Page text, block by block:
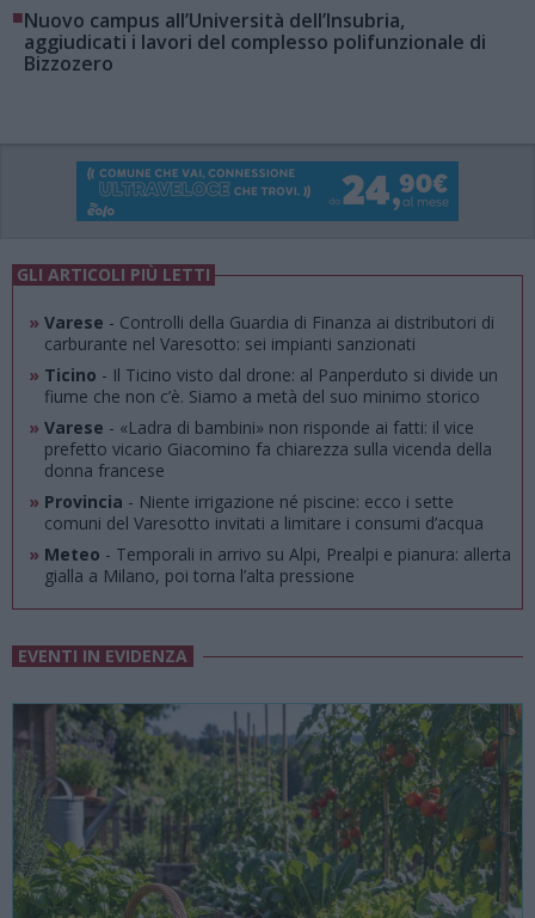
■Nuovo campus all’Università dell’Insubria,
aggiudicati i lavori del complesso polifunzionale di
Bizzozero
GLI ARTICOLI PIÙ LETTI
» Varese - Controlli della Guardia di Finanza ai distributori di
carburante nel Varesotto: sei impianti sanzionati
» Ticino - Il Ticino visto dal drone: al Panperduto si divide un
fiume che non c’è. Siamo a metà del suo minimo storico
» Varese - «Ladra di bambini» non risponde ai fatti: il vice
prefetto vicario Giacomino fa chiarezza sulla vicenda della
donna francese
» Provincia - Niente irrigazione né piscine: ecco i sette
comuni del Varesotto invitati a limitare i consumi d’acqua
» Meteo - Temporali in arrivo su Alpi, Prealpi e pianura: allerta
gialla a Milano, poi torna l’alta pressione
EVENTI IN EVIDENZA